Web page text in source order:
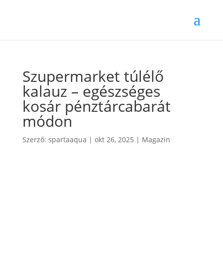
Szupermarket túlélő
kalauz – egészséges
kosár pénztárcabarát
módon
Szerző: spartaaqua | okt 26, 2025 | Magazin